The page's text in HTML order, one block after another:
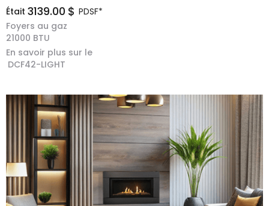
Était 3139.00 $ PDSF*
Foyers au gaz
21000 BTU
En savoir plus sur le
DCF42-LIGHT